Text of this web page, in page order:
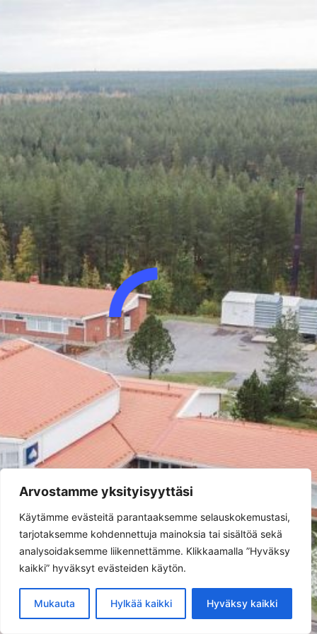
Arvostamme yksityisyyttäsi
Käytämme evästeitä parantaaksemme selauskokemustasi,
tarjotaksemme kohdennettuja mainoksia tai sisältöä sekä
analysoidaksemme liikennettämme. Klikkaamalla ”Hyväksy
kaikki” hyväksyt evästeiden käytön.
Mukauta Hylkää kaikki Hyväksy kaikki
KÄYTTÖEHDOT
Something notices
Info@sangis.fi | +358 44 979 0662 | 3518891-2